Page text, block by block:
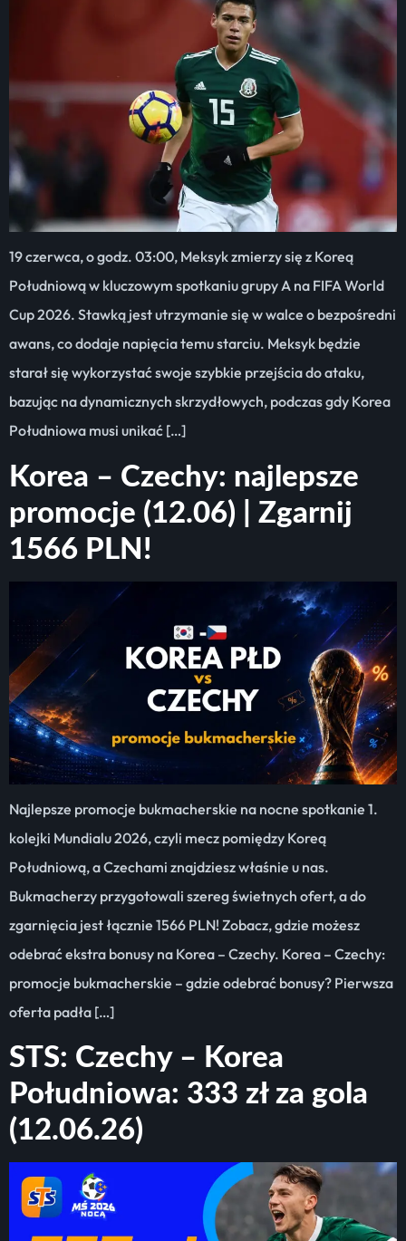
19 czerwca, o godz. 03:00, Meksyk zmierzy się z Koreą
Południową w kluczowym spotkaniu grupy A na FIFA World
Cup 2026. Stawką jest utrzymanie się w walce o bezpośredni
awans, co dodaje napięcia temu starciu. Meksyk będzie
starał się wykorzystać swoje szybkie przejścia do ataku,
bazując na dynamicznych skrzydłowych, podczas gdy Korea
Południowa musi unikać […]
Korea – Czechy: najlepsze
promocje (12.06) | Zgarnij
1566 PLN!
Najlepsze promocje bukmacherskie na nocne spotkanie 1.
kolejki Mundialu 2026, czyli mecz pomiędzy Koreą
Południową, a Czechami znajdziesz właśnie u nas.
Bukmacherzy przygotowali szereg świetnych ofert, a do
zgarnięcia jest łącznie 1566 PLN! Zobacz, gdzie możesz
odebrać ekstra bonusy na Korea – Czechy. Korea – Czechy:
promocje bukmacherskie – gdzie odebrać bonusy? Pierwsza
oferta padła […]
STS: Czechy – Korea
Południowa: 333 zł za gola
(12.06.26)